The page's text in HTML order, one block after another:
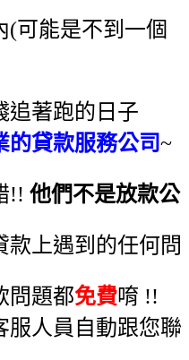
(可能是不到一個
追著跑的日子
的貸款服務公司~
!! 他們不是放款公
款上遇到的任何問
問題都免費唷 !!
服人員自動跟您聯